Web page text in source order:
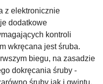
z elektronicznie
dodatkowe
kontroli
wkręcana jest śruba.
biegu, na zasadzie
dokręcania śruby -
śruby jak i gwintu,